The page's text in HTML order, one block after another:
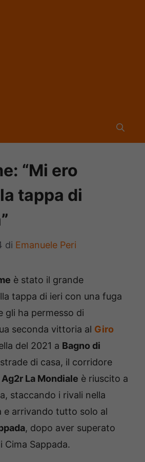
“Mi ero
tappa di
di Emanuele Peri
è stato il grande
tappa di ieri con una fuga
gli ha permesso di
seconda vittoria al Giro
del 2021 a Bagno di
di casa, il corridore
La Mondiale è riuscito a
staccando i rivali nella
e arrivando tutto solo al
, dopo aver superato
Cima Sappada.